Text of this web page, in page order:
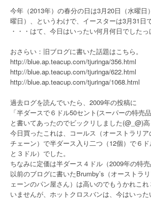
今年（2013年）の春分の日は3月20日（水曜日
曜日）、というわけで、イースターは3月31日で
・・・はて、今日はいったい何月何日でしたっ
おさらい：旧ブログに書いた話題はこちら。
http://blue.ap.teacup.com/tjuringa/356.html
http://blue.ap.teacup.com/tjuringa/622.html
http://blue.ap.teacup.com/tjuringa/1068.html
過去ログを読んでいたら、2009年の投稿に
「半ダースで６ドル50セント(スーパーの特売
と書いてあったのでビックリしました(@_@)高
今日買ったこれは、コールス（オーストラリア
チェーン）で半ダース入り二つ（12個）で６
と３ドル）でした。
ちなみに定価は半ダース４ドル（2009年の特売
以前のブログに書いたBrumby’s（オーストラ
ェーンのパン屋さん）は高いのでもうかれこ
いませんが、ホットクロスバンは、今はいった